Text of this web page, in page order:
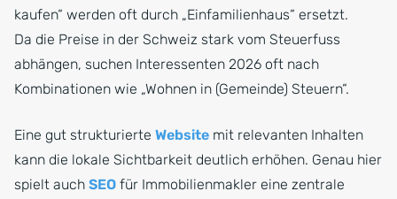
kaufen“ werden oft durch „Einfamilienhaus“ ersetzt.
Da die Preise in der Schweiz stark vom Steuerfuss
abhängen, suchen Interessenten 2026 oft nach
Kombinationen wie „Wohnen in (Gemeinde) Steuern“.
Eine gut strukturierte Website mit relevanten Inhalten
kann die lokale Sichtbarkeit deutlich erhöhen. Genau hier
spielt auch SEO für Immobilienmakler eine zentrale